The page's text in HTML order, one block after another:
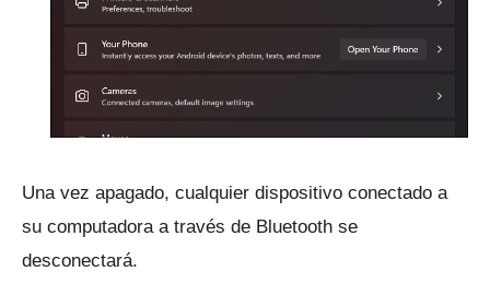
Una vez apagado, cualquier dispositivo conectado a
su computadora a través de Bluetooth se
desconectará.